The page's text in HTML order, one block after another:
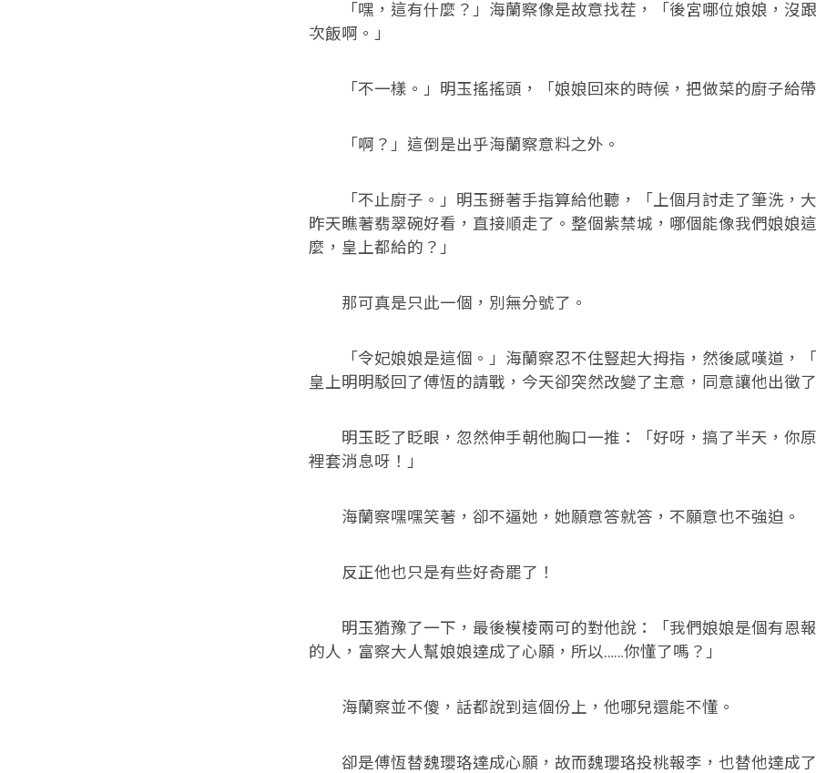
「嘿，這有什麼？」海蘭察像是故意找茬，「後宮哪位娘娘，沒
次飯啊。」
「不一樣。」明玉搖搖頭，「娘娘回來的時候，把做菜的廚子給帶
「啊？」這倒是出乎海蘭察意料之外。
「不止廚子。」明玉掰著手指算給他聽，「上個月討走了筆洗，大
昨天瞧著翡翠碗好看，直接順走了。整個紫禁城，哪個能像我們娘娘
麼，皇上都給的？」
那可真是只此一個，別無分號了。
「令妃娘娘是這個。」海蘭察忍不住豎起大拇指，然後感嘆道，
皇上明明駁回了傅恆的請戰，今天卻突然改變了主意，同意讓他出徵了
明玉眨了眨眼，忽然伸手朝他胸口一推：「好呀，搞了半天，你
裡套消息呀！」
海蘭察嘿嘿笑著，卻不逼她，她願意答就答，不願意也不強迫。
反正他也只是有些好奇罷了！
明玉猶豫了一下，最後模棱兩可的對他說：「我們娘娘是個有恩
的人，富察大人幫娘娘達成了心願，所以……你懂了嗎？」
海蘭察並不傻，話都說到這個份上，他哪兒還能不懂。
卻是傅恆替魏瓔珞達成心願，故而魏瓔珞投桃報李，也替他達成了